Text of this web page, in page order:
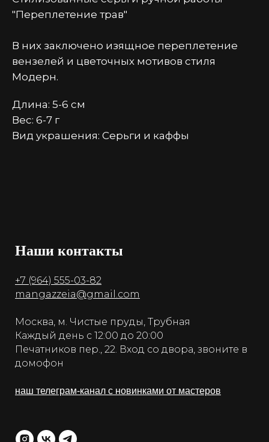
"Переплетение трав"
В них заключено изящное переплетение
вензелей и цветочных мотивов стиля
Модерн.
Длина: 5-6 см
Вес: 6-7 г
Вид украшения: Серьги и каффы
Наши контакты
+7 (964) 555-03-82
mangazzeia@gmail.com
Москва, м. Чистые пруды, Трубная
Каждый день с 12:00 до 20:00
Печатников пер., 22. Вход со двора, звоните в
домофон
наш телеграм-канал с новинками от мастеров